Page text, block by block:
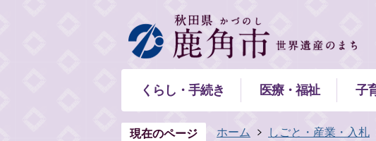
くらし・手続き 医療・福祉 子
現在のページ ホーム しごと・産業・入札